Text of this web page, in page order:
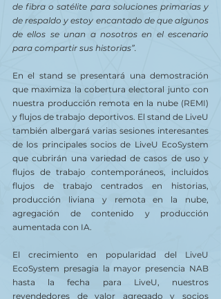
de fibra o satélite para soluciones primarias y
de respaldo y estoy encantado de que algunos
de ellos se unan a nosotros en el escenario
para compartir sus historias”.
En el stand se presentará una demostración
que maximiza la cobertura electoral junto con
nuestra producción remota en la nube (REMI)
y flujos de trabajo deportivos. El stand de LiveU
también albergará varias sesiones interesantes
de los principales socios de LiveU EcoSystem
que cubrirán una variedad de casos de uso y
flujos de trabajo contemporáneos, incluidos
flujos de trabajo centrados en historias,
producción liviana y remota en la nube,
agregación de contenido y producción
aumentada con IA.
El crecimiento en popularidad del LiveU
EcoSystem presagia la mayor presencia NAB
hasta la fecha para LiveU, nuestros
revendedores de valor agregado y socios